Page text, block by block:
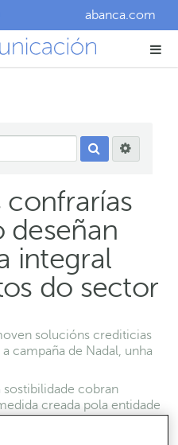
abanca.com
confrarías
deseñan
integral
do sector
solucións crediticias
campaña de Nadal, unha
sostibilidade cobran
creada pola entidade
do colectivo